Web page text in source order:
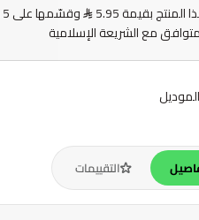
المنتج بقيمة 5.95
مع الشريعة الإسلامية
التقييمات